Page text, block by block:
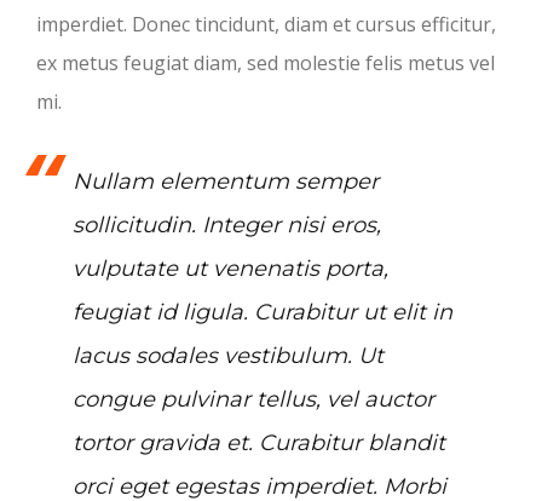
imperdiet. Donec tincidunt, diam et cursus efficitur,
ex metus feugiat diam, sed molestie felis metus vel
mi.
Nullam elementum semper
sollicitudin. Integer nisi eros,
vulputate ut venenatis porta,
feugiat id ligula. Curabitur ut elit in
lacus sodales vestibulum. Ut
congue pulvinar tellus, vel auctor
tortor gravida et. Curabitur blandit
orci eget egestas imperdiet. Morbi